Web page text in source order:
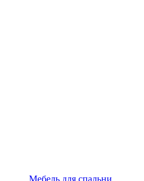
Мебель для спальни